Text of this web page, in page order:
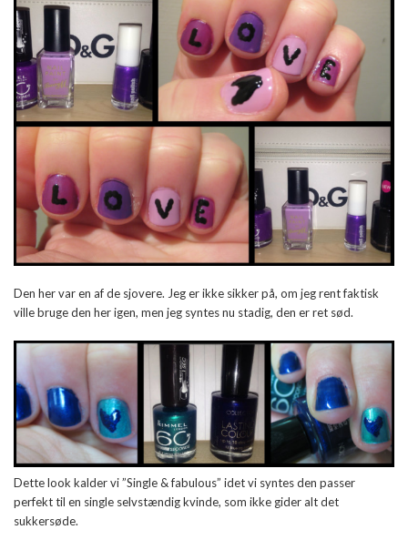
Den her var en af de sjovere. Jeg er ikke sikker på, om jeg rent faktisk
ville bruge den her igen, men jeg syntes nu stadig, den er ret sød.
Dette look kalder vi ”Single & fabulous” idet vi syntes den passer
perfekt til en single selvstændig kvinde, som ikke gider alt det
sukkersøde.